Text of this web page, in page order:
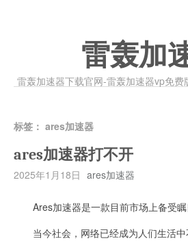
雷轰加
雷轰加速器下载官网-雷轰加速器vp免
标签： ares加速器
ares加速器打不开
2025年1月18日 ares加速器
Ares加速器是一款目前市场上备受瞩
当今社会，网络已经成为人们生活中